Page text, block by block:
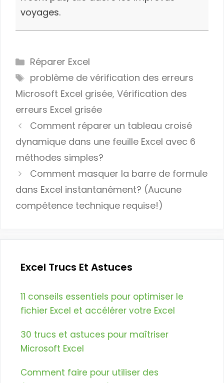
voyages.
Categories
Réparer Excel
Tags
problème de vérification des erreurs
Microsoft Excel grisée, Vérification des
erreurs Excel grisée
Comment réparer un tableau croisé
dynamique dans une feuille Excel avec 6
méthodes simples?
Comment masquer la barre de formule
dans Excel instantanément? (Aucune
compétence technique requise!)
Excel Trucs Et Astuces
11 conseils essentiels pour optimiser le
fichier Excel et accélérer votre Excel
30 trucs et astuces pour maîtriser
Microsoft Excel
Comment faire pour utiliser des